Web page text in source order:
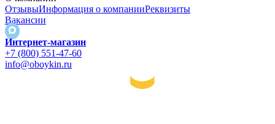
ОтзывыИнформация о компанииРеквизиты
Вакансии
Интернет-магазин
+7 (800) 551-47-60
info@oboykin.ru